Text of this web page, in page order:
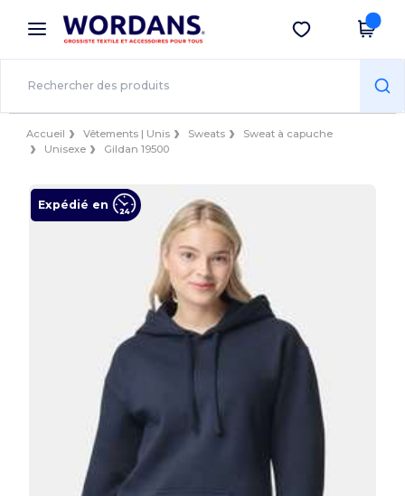
× Appli Wordans
Meilleurs prix sur l’app !
Obtenir l'appli
Accueil Vêtements | Unis Sweats
Sweat à capuche
Unisexe
Gildan 19500
Expédié en